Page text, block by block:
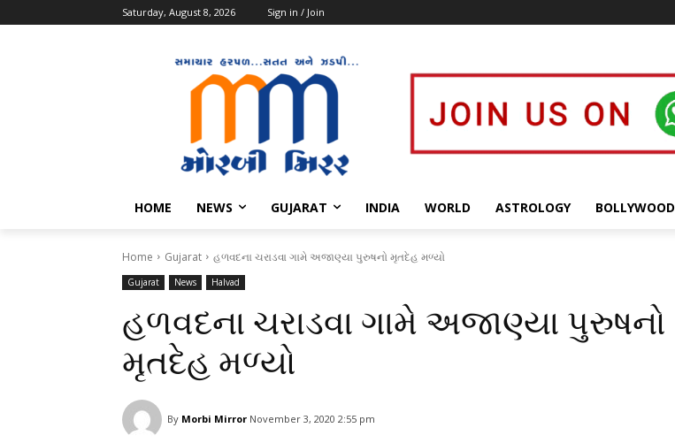
Saturday, August 8, 2026 Sign in / Join
HOME NEWS GUJARAT INDIA WORLD ASTROLOGY BOLLYWOOD
Home Gujarat હળવદના ચરાડવા ગામે અજાણ્યા પુરુષનો મૃતદેહ મળ્યો
Gujarat News Halvad
હળવદના ચરાડવા ગામે અજાણ્યા પુરુષનો
મૃતદેહ મળ્યો
By Morbi Mirror November 3, 2020 2:55 pm